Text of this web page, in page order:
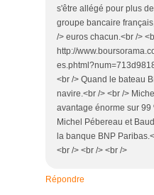
s'être allégé pour plus
groupe bancaire
/> euros chacun.<br />
http://
<br /> Quand le bateau
navire.<br /> <br />
avantage énorme sur 99
Michel Pébereau et
la banque BNP
<br /> <br /> <br />
Répondre